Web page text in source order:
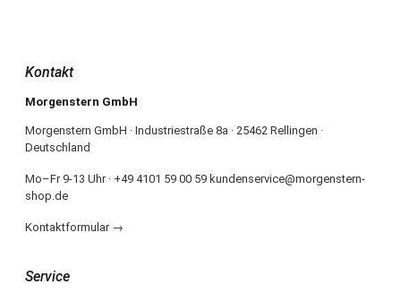
Kontakt
Morgenstern GmbH
Morgenstern GmbH · Industriestraße 8a · 25462 Rellingen ·
Deutschland
Mo–Fr 9-13 Uhr · +49 4101 59 00 59 kundenservice@morgenstern-
shop.de
Kontaktformular →
Service